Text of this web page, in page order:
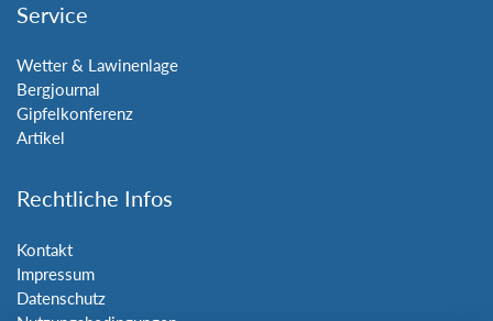
Service
Wetter & Lawinenlage
Bergjournal
Gipfelkonferenz
Artikel
Rechtliche Infos
Kontakt
Impressum
Datenschutz